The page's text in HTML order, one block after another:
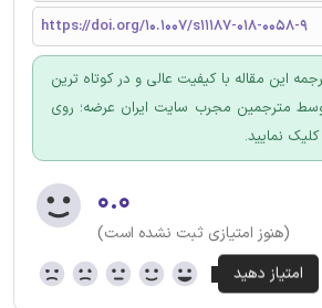
https://doi.org/10.1007/s11187-018-0058-9
این مقاله با کیفیت عالی و در کوتاه ترین
مترجمین مجرب سایت ایران عرضه؛ روی
نمایید.
۰.۰
(هنوز امتیازی ثبت نشده است)